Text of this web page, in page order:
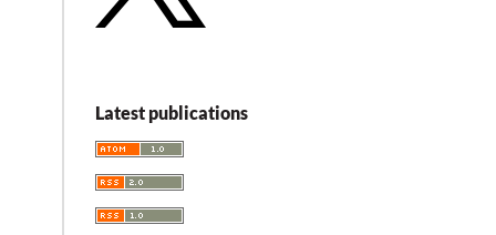
Latest publications